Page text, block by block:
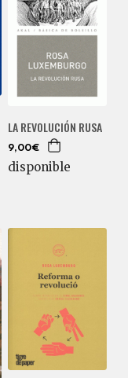
LA REVOLUCIÓN RUSA
9,00€
disponible